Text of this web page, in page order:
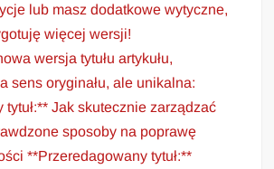
lub masz dodatkowe wytyczne,
więcej wersji!
wersja tytułu artykułu,
sens oryginału, ale unikalna:
tytuł:** Jak skutecznie zarządzać
sposoby na poprawę
**Przeredagowany tytuł:**